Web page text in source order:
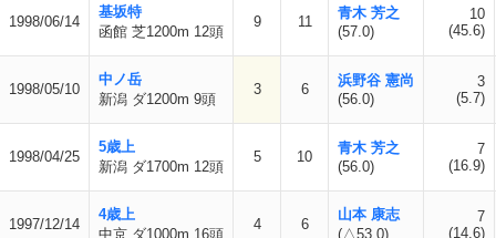
1998/06/14
基坂特
函館 芝1200m 12頭
9 11
青木 芳之
(57.0)
10
(45.6)
1998/05/10
中ノ岳
新潟 ダ1200m 9頭
3 6
浜野谷 憲尚
(56.0)
3
(5.7)
1998/04/25
5歳上
新潟 ダ1700m 12頭
5 10
青木 芳之
(56.0)
7
(16.9)
1997/12/14
4歳上
中京 ダ1000m 16頭
4 6
山本 康志
(△53.0)
7
(14.6)